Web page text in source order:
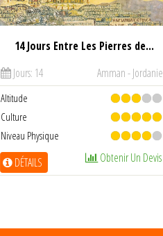
14 Jours Entre Les Pierres de
Jours: 14
Amman - Jordanie
Altitude
Culture
Niveau Physique
DÉTAILS Obtenir Un Devis